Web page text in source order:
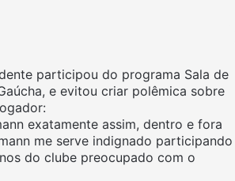
participou do programa Sala de
e evitou criar polêmica sobre
exatamente assim, dentro e fora
me serve indignado participando
do clube preocupado com o